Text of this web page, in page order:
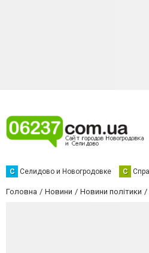
С Селидово и Новогродовке С
Головна Новини Новини політики